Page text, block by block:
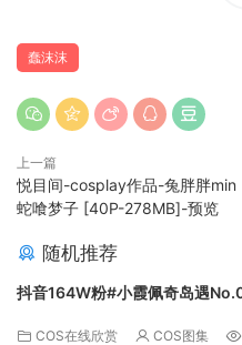
蠢沫沫
上一篇
悦目间-cosplay作品-兔胖胖min
蛇喰梦子 [40P-278MB]-预览
随机推荐
抖音164W粉#小霞佩奇岛遇
COS在线欣赏 COS图集